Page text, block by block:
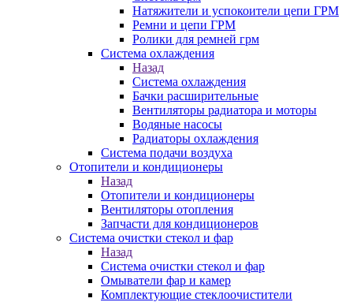
Натяжители и успокоители цепи ГРМ
Ремни и цепи ГРМ
Ролики для ремней грм
Система охлаждения
Назад
Система охлаждения
Бачки расширительные
Вентиляторы радиатора и моторы
Водяные насосы
Радиаторы охлаждения
Система подачи воздуха
Отопители и кондиционеры
Назад
Отопители и кондиционеры
Вентиляторы отопления
Запчасти для кондиционеров
Система очистки стекол и фар
Назад
Система очистки стекол и фар
Омыватели фар и камер
Комплектующие стеклоочистители